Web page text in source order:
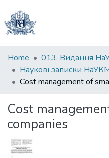
Communities
&
Collections
Statistics
Home
013. Видання
Наукові записки
Сost
companies